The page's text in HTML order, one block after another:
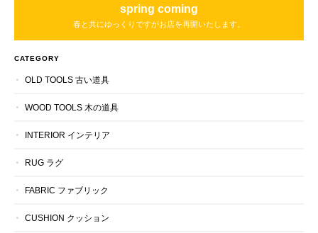
spring coming
春と共にゆっくりですがお店を再開いたします。
CATEGORY
OLD TOOLS 古い道具
WOOD TOOLS 木の道具
INTERIOR インテリア
RUG ラグ
FABRIC ファブリック
CUSHION クッション